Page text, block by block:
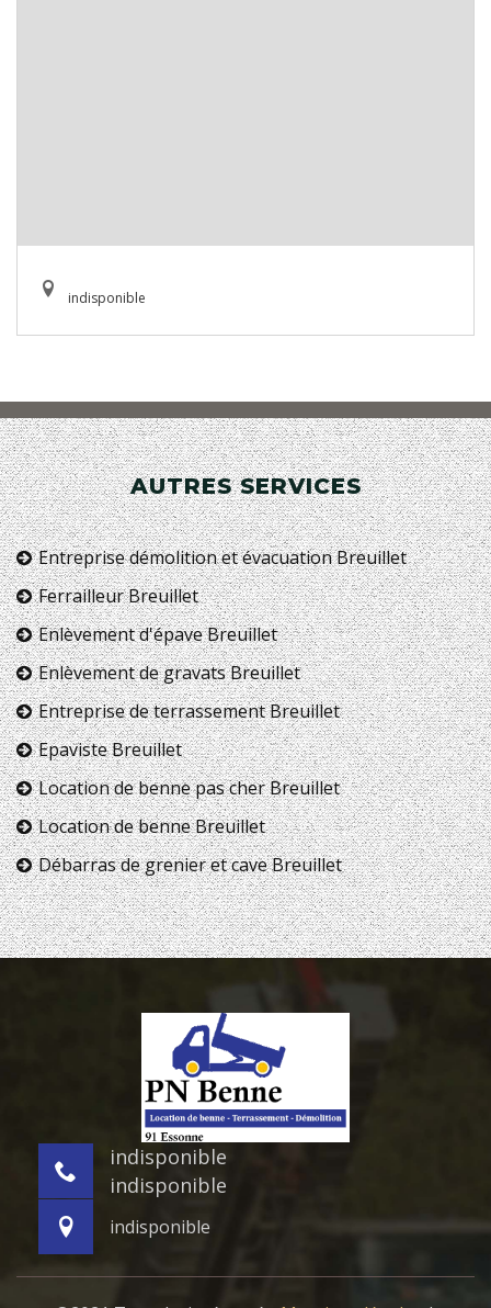
indisponible
AUTRES SERVICES
Entreprise démolition et évacuation Breuillet
Ferrailleur Breuillet
Enlèvement d'épave Breuillet
Enlèvement de gravats Breuillet
Entreprise de terrassement Breuillet
Epaviste Breuillet
Location de benne pas cher Breuillet
Location de benne Breuillet
Débarras de grenier et cave Breuillet
indisponible
indisponible
indisponible